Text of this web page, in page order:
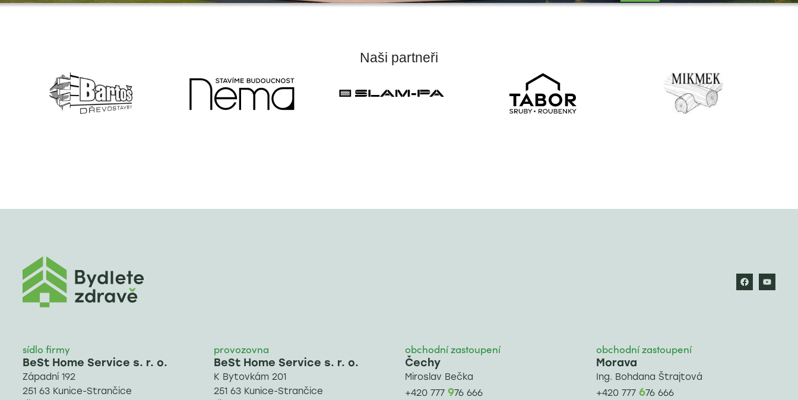
Naši partneři
sídlo firmy
BeSt Home Service s. r. o.
Západní 192
251 63 Kunice-Strančice
provozovna
BeSt Home Service s. r. o.
K Bytovkám 201
251 63 Kunice-Strančice
obchodní zastoupení
Čechy
Miroslav Bečka
+420 777 976 666
obchodní zastoupení
Morava
Ing. Bohdana Štrajtová
+420 777 676 666